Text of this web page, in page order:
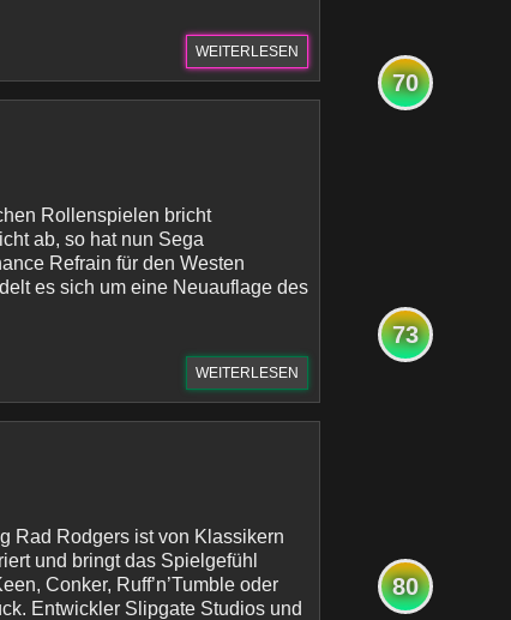
WEITERLESEN
Rollenspielen bricht
ab, so hat nun Sega
Refrain für den Westen
es sich um eine Neuauflage des
WEITERLESEN
Rad Rodgers ist von Klassikern
und bringt das Spielgefühl
Conker, Ruff’n’Tumble oder
Entwickler Slipgate Studios und
70
73
80